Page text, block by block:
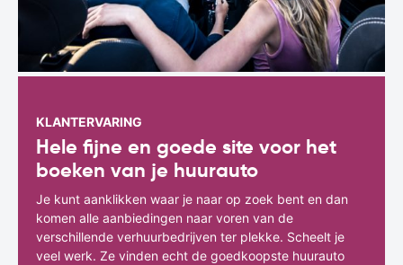
KLANTERVARING
Hele fijne en goede site voor het
boeken van je huurauto
Je kunt aanklikken waar je naar op zoek bent en dan
komen alle aanbiedingen naar voren van de
verschillende verhuurbedrijven ter plekke. Scheelt je
veel werk. Ze vinden echt de goedkoopste huurauto